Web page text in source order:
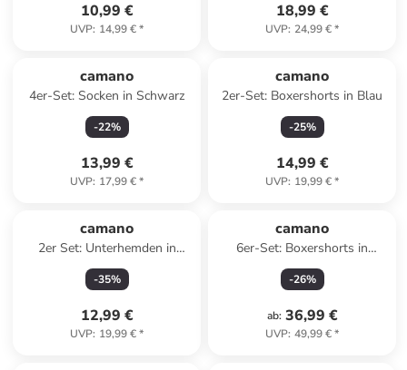
10,99 €
UVP: 14,99 €*
18,99 €
UVP: 24,99 €*
camano
4er-Set: Socken in Schwarz
-22%
13,99 €
UVP: 17,99 €*
camano
2er-Set: Boxershorts in Blau
-25%
14,99 €
UVP: 19,99 €*
camano
2er Set: Unterhemden in
Schwarz
-35%
12,99 €
UVP: 19,99 €*
camano
6er-Set: Boxershorts in
Schwarz
-26%
ab: 36,99 €
UVP: 49,99 €*